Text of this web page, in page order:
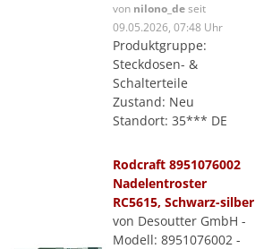
von nilono_deseit
09.05.2026, 07:48 Uhr
Produktgruppe:
Steckdosen- &
Schalterteile
Zustand: Neu
Standort: 35*** DE
Rodcraft 8951076002
Nadelentroster
RC5615, Schwarz-silber
von Desoutter GmbH -
Modell: 8951076002 -